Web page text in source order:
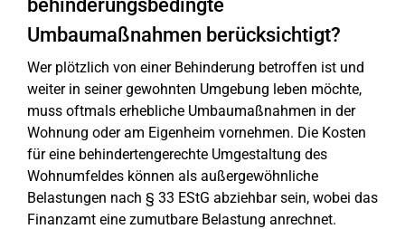
behinderungsbedingte
Umbaumaßnahmen berücksichtigt?
Wer plötzlich von einer Behinderung betroffen ist und
weiter in seiner gewohnten Umgebung leben möchte,
muss oftmals erhebliche Umbaumaßnahmen in der
Wohnung oder am Eigenheim vornehmen. Die Kosten
für eine behindertengerechte Umgestaltung des
Wohnumfeldes können als außergewöhnliche
Belastungen nach § 33 EStG abziehbar sein, wobei das
Finanzamt eine zumutbare Belastung anrechnet.